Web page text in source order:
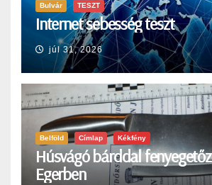
Bulvár TESZT
Internet sebesség teszt
júl 31, 2026
Belföld Címlap Kékfény
Húsvágó bárddal
Egerben